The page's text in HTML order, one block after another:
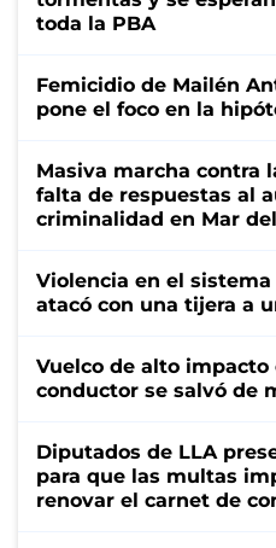
toda la PBA
Femicidio de Mailén
pone el foco en la
Masiva marcha contra
falta de respuestas al
criminalidad en Mar
Violencia en el
atacó con una tijera a
Vuelco de alto impacto
conductor se salvó de
Diputados de LLA
para que las multas
renovar el carnet de